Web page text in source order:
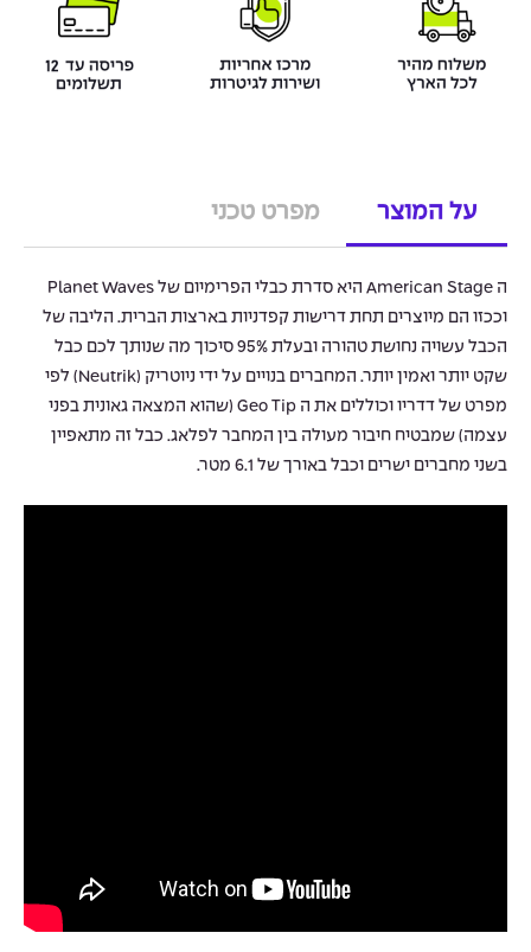
על המוצר מפרט טכני
ה American Stage היא סדרת כבלי הפרימיום של Planet Waves
וככזו הם מיוצרים תחת דרישות קפדניות בארצות הברית. הליבה של
הכבל עשויה נחושת טהורה ובעלת 95% סיכוך מה שנותך לכם כבל
שקט יותר ואמין יותר. המחברים בנויים על ידי ניוטריק (Neutrik) לפי
מפרט של דדריו וכוללים את ה Geo Tip (שהוא המצאה גאונית בפני
עצמה) שמבטיח חיבור מעולה בין המחבר לפלאג. כבל זה מתאפיין
בשני מחברים ישרים וכבל באורך של 6.1 מטר.